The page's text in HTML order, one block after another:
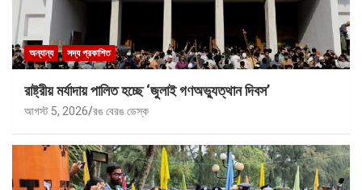
অন্যান্য সদ্য প্রকাশিত
রাষ্ট্রীয় মর্যাদায় পালিত হচ্ছে ‘জুলাই গণঅভ্যুত্থান দিবস’
আগস্ট 5, 2026 রঙ বেরঙ ডেস্ক